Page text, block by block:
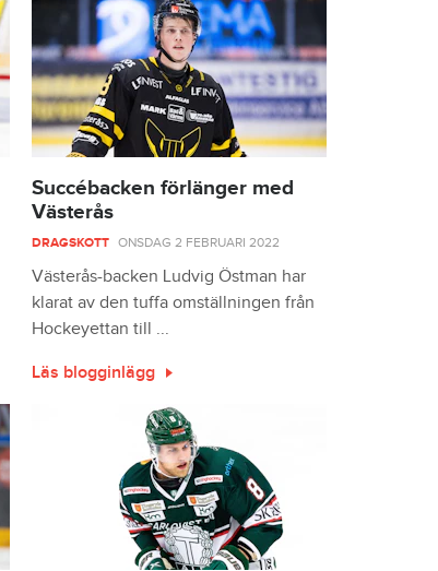
Succébacken förlänger med
Västerås
DRAGSKOTT ONSDAG 2 FEBRUARI 2022
Västerås-backen Ludvig Östman har
klarat av den tuffa omställningen från
Hockeyettan till ...
Läs blogginlägg